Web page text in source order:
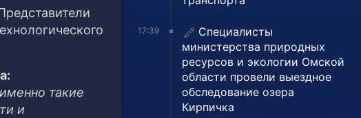
такие
и
17:39
Специалисты
министерства природных
ресурсов и экологии Омской
области провели выездное
обследование озера
Кирпичка